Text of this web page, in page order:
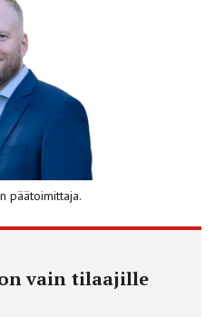
päätoimittaja.
vain tilaajille